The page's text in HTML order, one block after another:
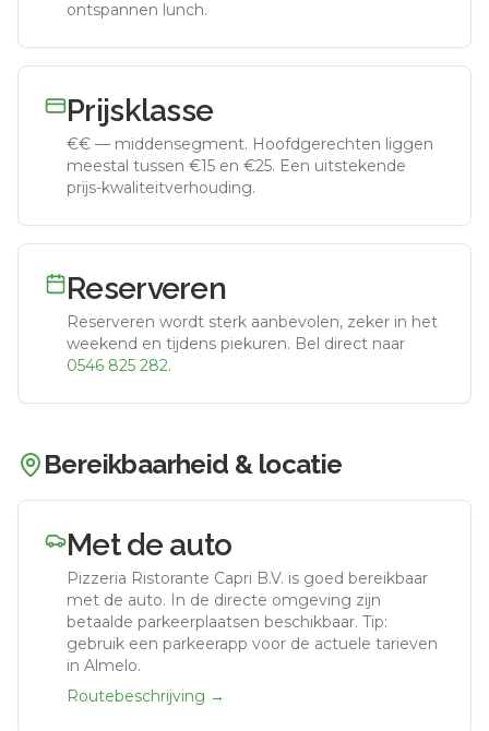
ontspannen lunch.
Prijsklasse
€€ — middensegment. Hoofdgerechten liggen
meestal tussen €15 en €25. Een uitstekende
prijs-kwaliteitverhouding.
Reserveren
Reserveren wordt sterk aanbevolen, zeker in het
weekend en tijdens piekuren. Bel direct naar
0546 825 282.
Bereikbaarheid & locatie
Met de auto
Pizzeria Ristorante Capri B.V. is goed bereikbaar
met de auto.
In de directe omgeving zijn
betaalde parkeerplaatsen beschikbaar. Tip:
gebruik een parkeerapp voor de actuele tarieven
in Almelo.
Routebeschrijving →